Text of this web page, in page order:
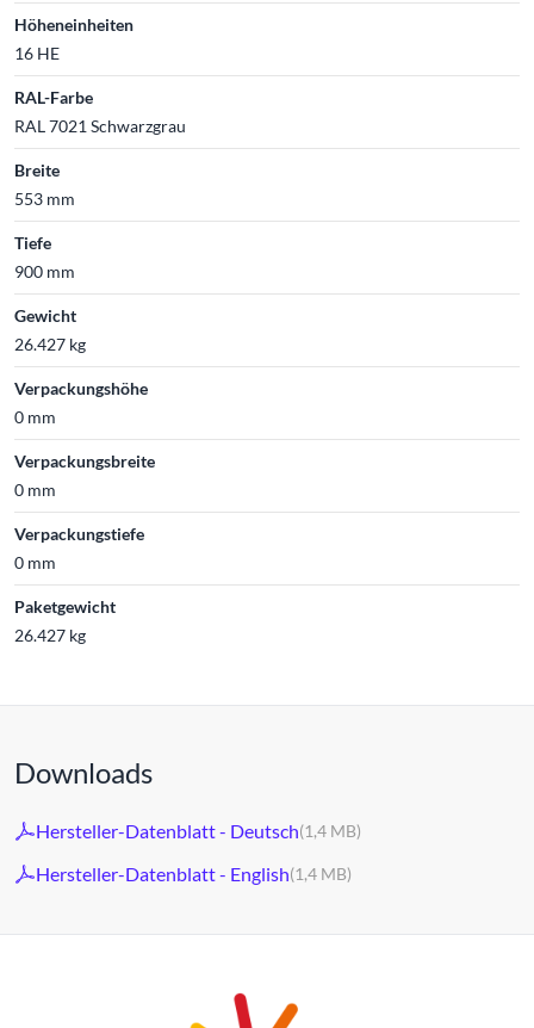
Höheneinheiten
16 HE
RAL-Farbe
RAL 7021 Schwarzgrau
Breite
553 mm
Tiefe
900 mm
Gewicht
26.427 kg
Verpackungshöhe
0 mm
Verpackungsbreite
0 mm
Verpackungstiefe
0 mm
Paketgewicht
26.427 kg
Downloads
Hersteller-Datenblatt - Deutsch(1,4 MB)
Hersteller-Datenblatt - English(1,4 MB)